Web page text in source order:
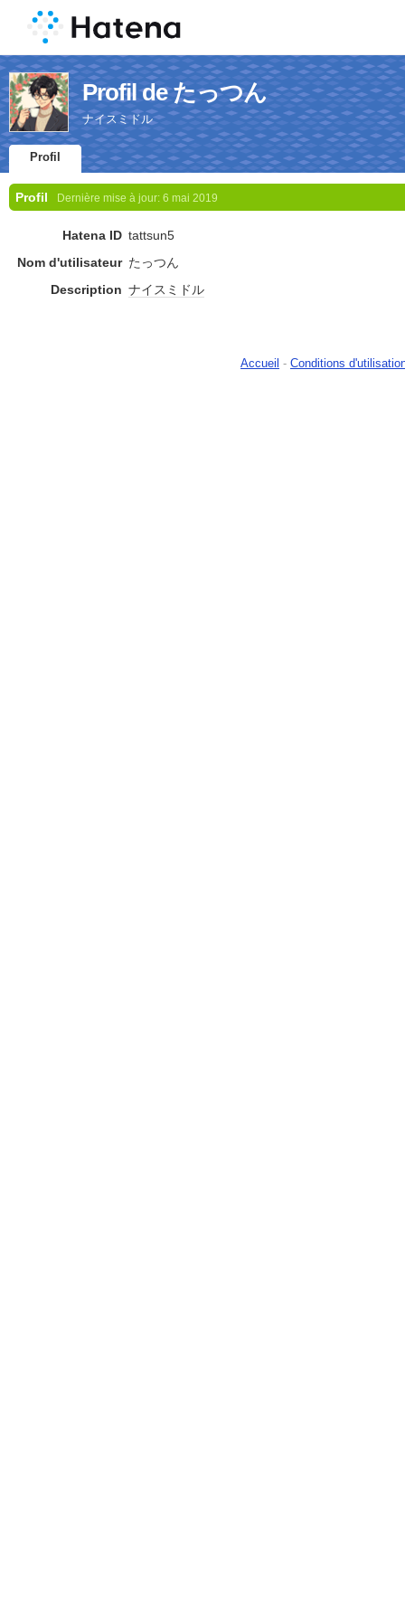
Profil de たっつん
ナイスミドル
Profil
Profil Dernière mise à jour: 6 mai 2019
Hatena ID tattsun5
Nom d'utilisateur たっつん
Description ナイスミドル
Accueil - Conditions